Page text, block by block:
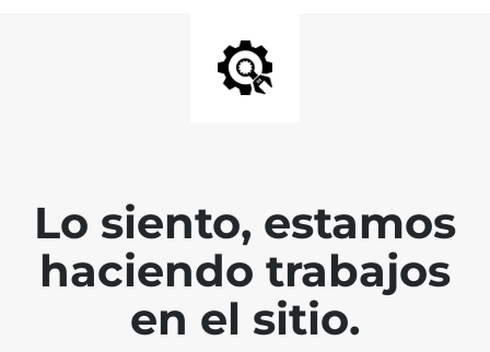
Lo siento, estamos
haciendo trabajos
en el sitio.